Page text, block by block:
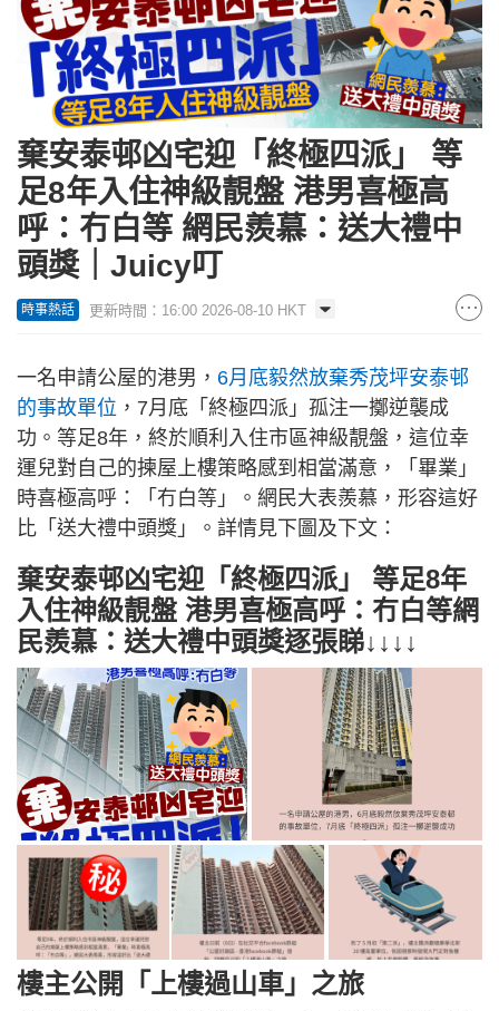
棄安泰邨凶宅迎「終極四派」 等
足8年入住神級靚盤 港男喜極高
呼：冇白等 網民羨慕：送大禮中
頭獎｜Juicy叮
時事熱話 更新時間：16:00 2026-08-10 HKT
一名申請公屋的港男， 6月底毅然放棄秀茂坪安泰邨
的事故單位 ，7月底「終極四派」孤注一擲逆襲成
功。等足8年，終於順利入住市區神級靚盤，這位幸
運兒對自己的揀屋上樓策略感到相當滿意，「畢業」
時喜極高呼：「冇白等」。網民大表羨慕，形容這好
比「送大禮中頭獎」。詳情見下圖及下文：
棄安泰邨凶宅迎「終極四派」 等足8年
入住神級靚盤 港男喜極高呼：冇白等網
民羨慕：送大禮中頭獎逐張睇↓↓↓↓
樓主公開「上樓過山車」之旅